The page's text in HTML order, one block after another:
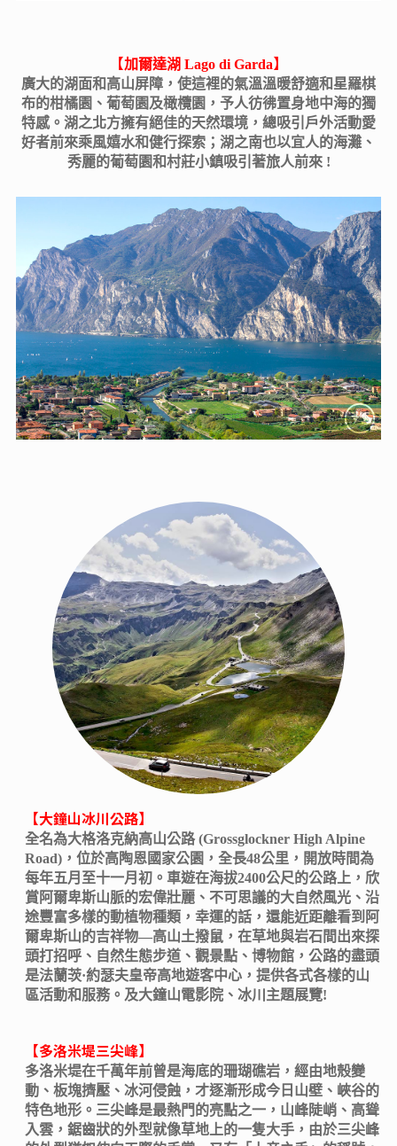
【加爾達湖 Lago di Garda】
廣大的湖面和高山屏障，使這裡的氣溫溫暖舒適和星羅棋
布的柑橘園、葡萄園及橄欖園，予人彷彿置身地中海的獨
特感。湖之北方擁有絕佳的天然環境，總吸引戶外活動愛
好者前來乘風嬉水和健行探索；湖之南也以宜人的海灘、
秀麗的葡萄園和村莊小鎮吸引著旅人前來 !
【大鐘山冰川公路】
全名為大格洛克納高山公路 (Grossglockner High Alpine
Road)，位於高陶恩國家公園，全長48公里，開放時間為
每年五月至十一月初。車遊在海拔2400公尺的公路上，欣
賞阿爾卑斯山脈的宏偉壯麗、不可思議的大自然風光、沿
途豐富多樣的動植物種類，幸運的話，還能近距離看到阿
爾卑斯山的吉祥物—高山土撥鼠，在草地與岩石間出來探
頭打招呼、自然生態步道、觀景點、博物館，公路的盡頭
是法蘭茨·約瑟夫皇帝高地遊客中心，提供各式各樣的山
區活動和服務。及大鐘山電影院、冰川主題展覽!
【多洛米堤三尖峰】
多洛米堤在千萬年前曾是海底的珊瑚礁岩，經由地殼變
動、板塊擠壓、冰河侵蝕，才逐漸形成今日山壁、峽谷的
特色地形。三尖峰是最熱門的亮點之一，山峰陡峭、高聳
入雲，鋸齒狀的外型就像草地上的一隻大手，由於三尖峰